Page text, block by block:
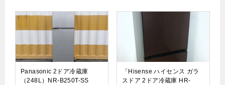
Panasonic 2ドア冷蔵庫
（248L）NR-B250T-SS
「Hisense ハイセンス ガラ
スドア 2ドア冷蔵庫 HR-